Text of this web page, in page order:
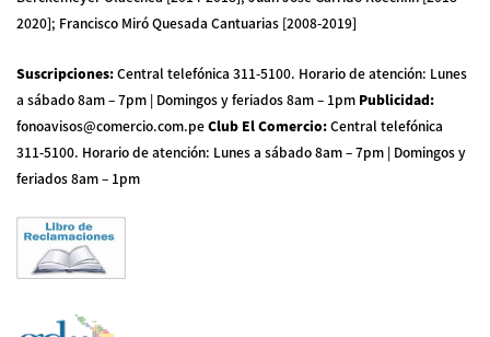
2020]; Francisco Miró Quesada Cantuarias [2008-2019]
Suscripciones:Central telefónica 311-5100. Horario de atención: Lunes
a sábado 8am – 7pm | Domingos y feriados 8am – 1pm Publicidad:
fonoavisos@comercio.com.peClub El Comercio:Central telefónica
311-5100. Horario de atención: Lunes a sábado 8am – 7pm | Domingos y
feriados 8am – 1pm